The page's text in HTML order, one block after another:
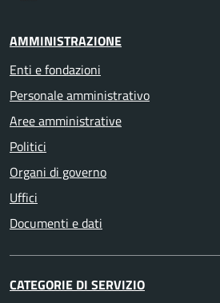
AMMINISTRAZIONE
Enti e fondazioni
Personale amministrativo
Aree amministrative
Politici
Organi di governo
Uffici
Documenti e dati
CATEGORIE DI SERVIZIO